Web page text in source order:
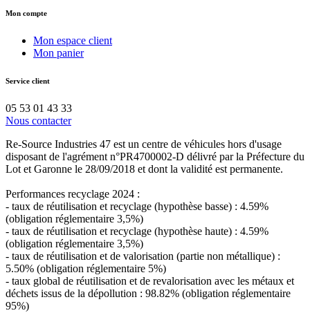
Mon compte
Mon espace client
Mon panier
Service client
05 53 01 43 33
Nous contacter
Re-Source Industries 47 est un centre de véhicules hors d'usage
disposant de l'agrément n°PR4700002-D délivré par la Préfecture du
Lot et Garonne le 28/09/2018 et dont la validité est permanente.
Performances recyclage 2024 :
- taux de réutilisation et recyclage (hypothèse basse) : 4.59%
(obligation réglementaire 3,5%)
- taux de réutilisation et recyclage (hypothèse haute) : 4.59%
(obligation réglementaire 3,5%)
- taux de réutilisation et de valorisation (partie non métallique) :
5.50% (obligation réglementaire 5%)
- taux global de réutilisation et de revalorisation avec les métaux et
déchets issus de la dépollution : 98.82% (obligation réglementaire
95%)